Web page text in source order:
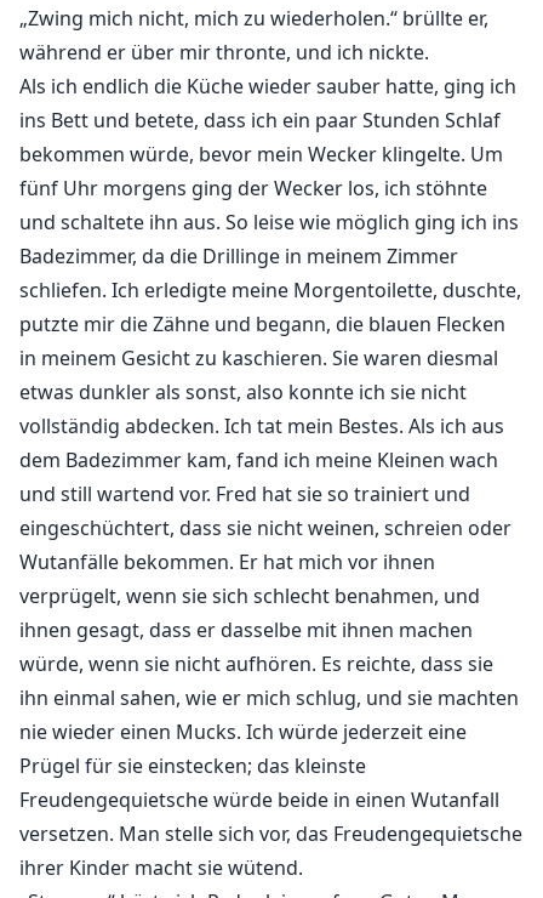
„Zwing mich nicht, mich zu wiederholen.“ brüllte er,
während er über mir thronte, und ich nickte.
Als ich endlich die Küche wieder sauber hatte, ging ich
ins Bett und betete, dass ich ein paar Stunden Schlaf
bekommen würde, bevor mein Wecker klingelte. Um
fünf Uhr morgens ging der Wecker los, ich stöhnte
und schaltete ihn aus. So leise wie möglich ging ich ins
Badezimmer, da die Drillinge in meinem Zimmer
schliefen. Ich erledigte meine Morgentoilette, duschte,
putzte mir die Zähne und begann, die blauen Flecken
in meinem Gesicht zu kaschieren. Sie waren diesmal
etwas dunkler als sonst, also konnte ich sie nicht
vollständig abdecken. Ich tat mein Bestes. Als ich aus
dem Badezimmer kam, fand ich meine Kleinen wach
und still wartend vor. Fred hat sie so trainiert und
eingeschüchtert, dass sie nicht weinen, schreien oder
Wutanfälle bekommen. Er hat mich vor ihnen
verprügelt, wenn sie sich schlecht benahmen, und
ihnen gesagt, dass er dasselbe mit ihnen machen
würde, wenn sie nicht aufhören. Es reichte, dass sie
ihn einmal sahen, wie er mich schlug, und sie machten
nie wieder einen Mucks. Ich würde jederzeit eine
Prügel für sie einstecken; das kleinste
Freudengequietsche würde beide in einen Wutanfall
versetzen. Man stelle sich vor, das Freudengequietsche
ihrer Kinder macht sie wütend.